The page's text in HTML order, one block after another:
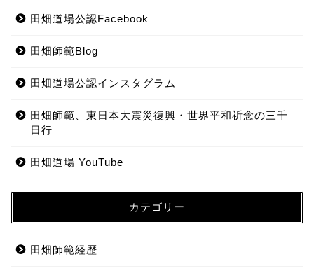
田畑道場公認Facebook
田畑師範Blog
田畑道場公認インスタグラム
田畑師範、東日本大震災復興・世界平和祈念の三千
日行
田畑道場 YouTube
カテゴリー
田畑師範経歴